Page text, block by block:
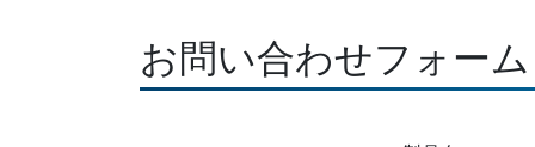
お問い合わせフォーム